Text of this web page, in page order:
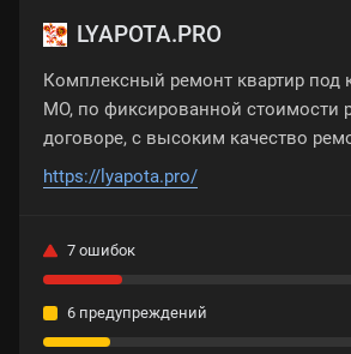
LYAPOTA.PRO
Комплексный ремонт квартир под
МО, по фиксированной стоимости
договоре, с высоким качество
гарантией на работы
https://lyapota.pro/
7 ошибок
6 предупреждений